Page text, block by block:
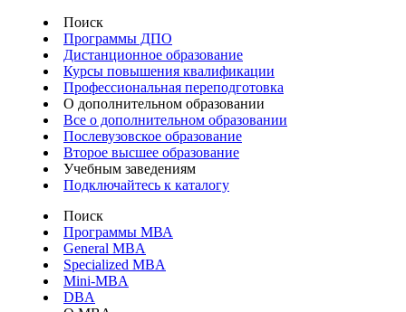
Поиск
Программы ДПО
Дистанционное образование
Курсы повышения квалификации
Профессиональная переподготовка
О дополнительном образовании
Все о дополнительном образовании
Послевузовское образование
Второе высшее образование
Учебным заведениям
Подключайтесь к каталогу
Поиск
Программы МВА
General MBA
Specialized MBA
Mini-MBA
DBA